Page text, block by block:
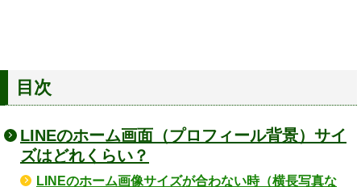
目次
LINEのホーム画面（プロフィール背景）サイ
ズはどれくらい？
LINEのホーム画像サイズが合わない時（横長写真な